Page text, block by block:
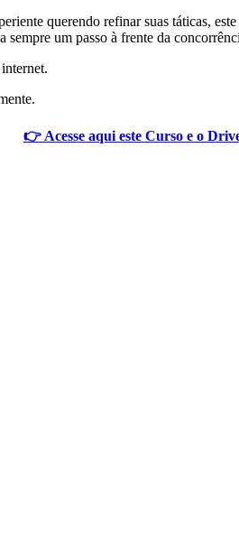
querendo refinar suas táticas,
sempre um passo à frente da
👉 Acesse aqui este Curso e o